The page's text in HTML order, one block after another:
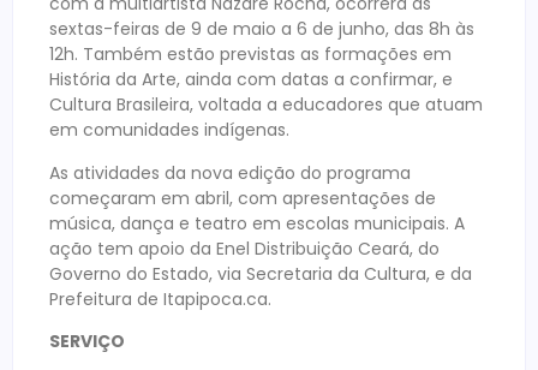
sextas-feiras de 9 de maio a 6 de junho, das 8h às
12h. Também estão previstas as formações em
História da Arte, ainda com datas a confirmar, e
Cultura Brasileira, voltada a educadores que atuam
em comunidades indígenas.
As atividades da nova edição do programa
começaram em abril, com apresentações de
música, dança e teatro em escolas municipais. A
ação tem apoio da Enel Distribuição Ceará, do
Governo do Estado, via Secretaria da Cultura, e da
Prefeitura de Itapipoca.ca.
SERVIÇO